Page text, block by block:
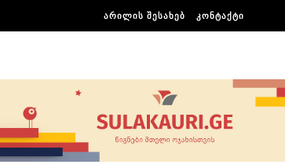
ᲐᲠᲘᲚᲘᲡ ᲨᲔᲡᲐᲮᲔᲑ ᲙᲝᲜᲢᲐᲥᲢᲘ